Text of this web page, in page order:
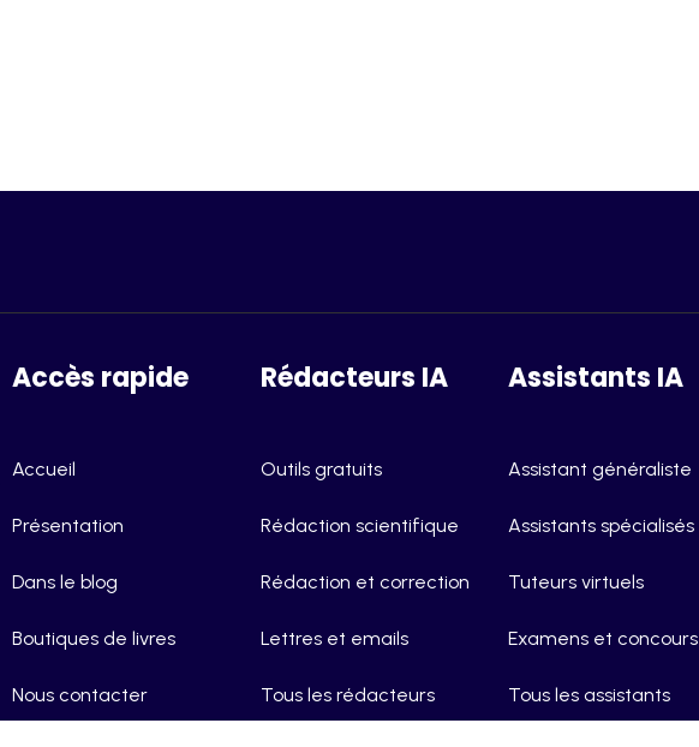
Accès rapide
Accueil
Présentation
Dans le blog
Boutiques de livres
Nous contacter
Rédacteurs IA
Outils gratuits
Rédaction scientifique
Rédaction et correction
Lettres et emails
Tous les rédacteurs
Assistants IA
Assistant généraliste
Assistants spécialisés
Tuteurs virtuels
Examens et concours
Tous les assistants